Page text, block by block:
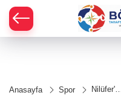
Anasayfa Spor